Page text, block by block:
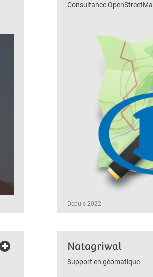
Consultance
Depuis 2022
+ Natagriwal
Support en géomatique